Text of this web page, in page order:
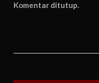
Komentar ditutup.